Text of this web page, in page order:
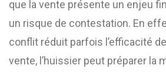
que la vente présente un enjeu
un risque de contestation. En
conflit réduit parfois l’efficacité
vente, l’huissier peut préparer la